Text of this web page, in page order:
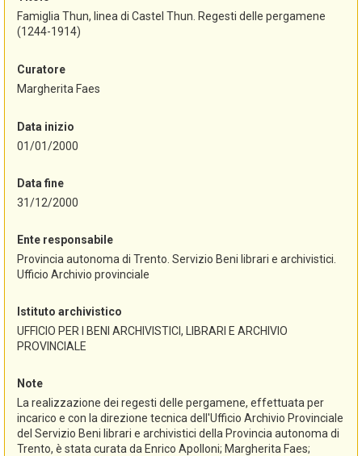
Famiglia Thun, linea di Castel Thun. Regesti delle pergamene
(1244-1914)
Curatore
Margherita Faes
Data inizio
01/01/2000
Data fine
31/12/2000
Ente responsabile
Provincia autonoma di Trento. Servizio Beni librari e archivistici.
Ufficio Archivio provinciale
Istituto archivistico
UFFICIO PER I BENI ARCHIVISTICI, LIBRARI E ARCHIVIO
PROVINCIALE
Note
La realizzazione dei regesti delle pergamene, effettuata per
incarico e con la direzione tecnica dell'Ufficio Archivio Provinciale
del Servizio Beni librari e archivistici della Provincia autonoma di
Trento, è stata curata da Enrico Apolloni; Margherita Faes;